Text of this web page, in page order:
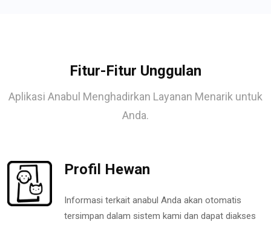
Fitur-Fitur Unggulan
Aplikasi Anabul Menghadirkan Layanan Menarik untuk
Anda.
Profil Hewan
Informasi terkait anabul Anda akan otomatis
tersimpan dalam sistem kami dan dapat diakses